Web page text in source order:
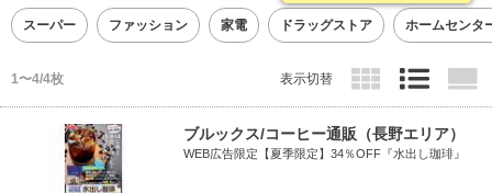
スーパー ファッション 家電 ドラッグストア ホームセンタ
1〜4/4枚 表示切替
ブルックス/コーヒー通販（長野エリア）
WEB広告限定【夏季限定】34％OFF『水出し珈琲』